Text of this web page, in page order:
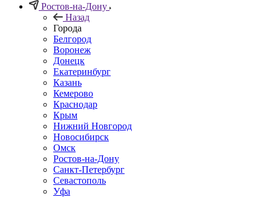
Ростов-на-Дону
Назад
Города
Белгород
Воронеж
Донецк
Екатеринбург
Казань
Кемерово
Краснодар
Крым
Нижний Новгород
Новосибирск
Омск
Ростов-на-Дону
Санкт-Петербург
Севастополь
Уфа